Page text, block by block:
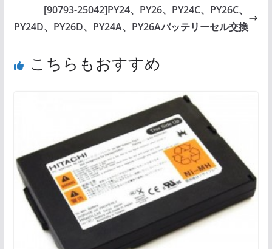
[90793-25042]PY24、PY26、PY24C、PY26C、
PY24D、PY26D、PY24A、PY26Aバッテリーセル交換
こちらもおすすめ